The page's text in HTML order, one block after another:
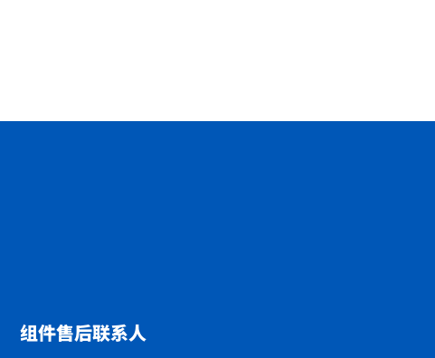
组件售后联系人